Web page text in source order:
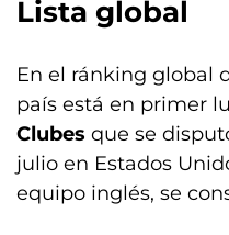
Lista global
En el ránking global
país está en primer
Clubes que se
julio en Estados
equipo inglés, se